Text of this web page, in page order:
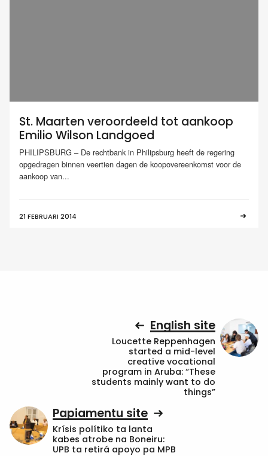
St. Maarten veroordeeld tot aankoop
Emilio Wilson Landgoed
PHILIPSBURG – De rechtbank in Philipsburg heeft de regering
opgedragen binnen veertien dagen de koopovereenkomst voor de
aankoop van...
21 FEBRUARI 2014
English site
Loucette Reppenhagen
started a mid-level
creative vocational
program in Aruba: “These
students mainly want to do
things”
Papiamentu site
Krísis polítiko ta lanta
kabes atrobe na Boneiru:
UPB ta retirá apoyo pa MPB